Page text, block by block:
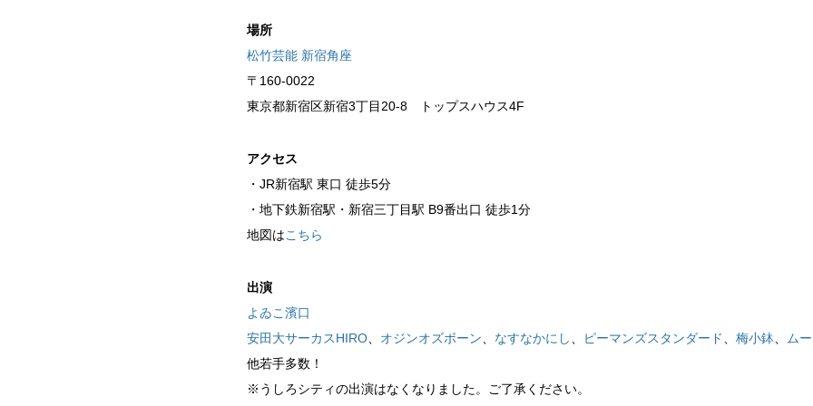
場所
松竹芸能 新宿角座
〒160-0022
東京都新宿区新宿3丁目20-8 トップスハウス4F
アクセス
・JR新宿駅 東口 徒歩5分
・地下鉄新宿駅・新宿三丁目駅 B9番出口 徒歩1分
地図はこちら
出演
よゐこ濱口
安田大サーカスHIRO
オジンオズボーン なすなかにし ピーマンズスタンダード 梅小鉢
ム
他若手多数！
※うしろシティの出演はなくなりました。ご了承ください。